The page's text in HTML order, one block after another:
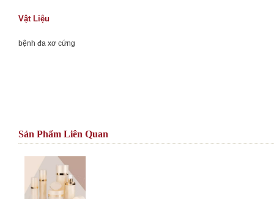
Vật Liệu
bệnh đa xơ cứng
Sản Phẩm Liên Quan